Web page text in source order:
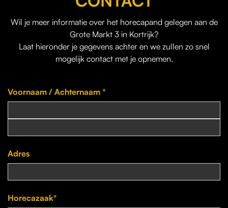
Wil je meer informatie over het horecapand gelegen aan de
Grote Markt 3 in Kortrijk?
Laat hieronder je gegevens achter en we zullen zo snel
mogelijk contact met je opnemen.
Voornaam / Achternaam *
Adres
Horecazaak*